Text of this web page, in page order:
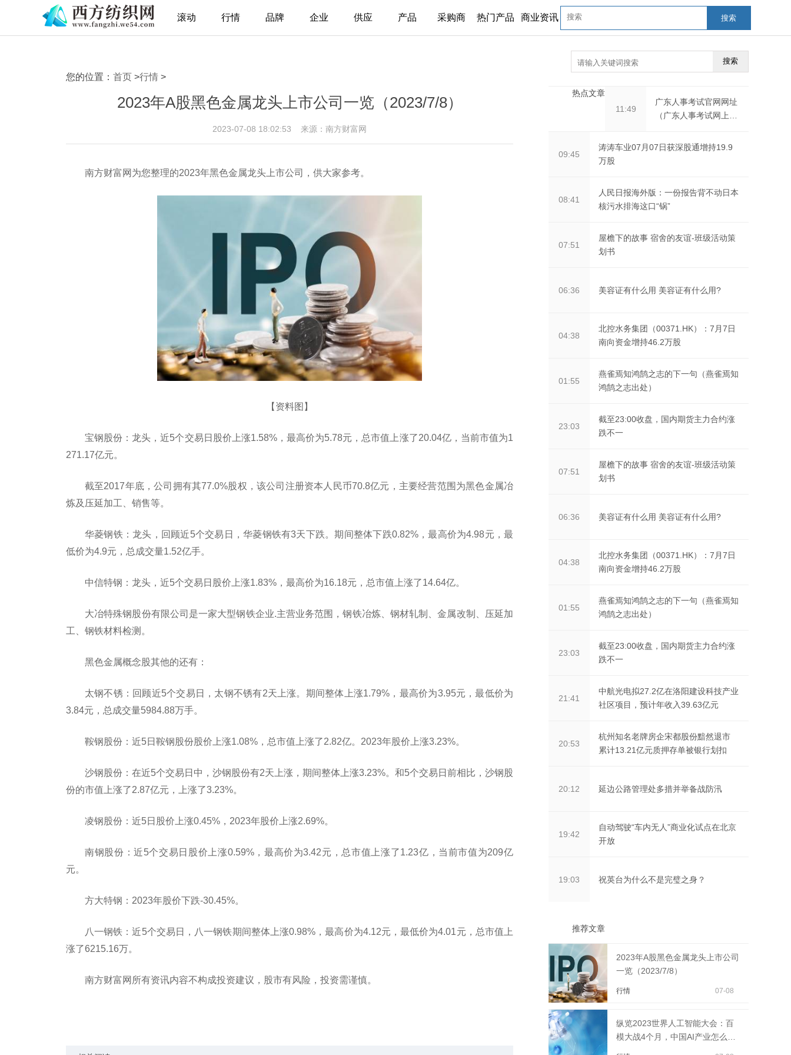
滚动 行情 品牌 企业 供应 产品 采购商 热门产品 商业资讯 搜索
您的位置： 首页 >行情 >
2023年A股黑色金属龙头上市公司一览（2023/7/8）
2023-07-08 18:02:53 来源：南方财富网
南方财富网为您整理的2023年黑色金属龙头上市公司，供大家参考。
【资料图】
宝钢股份：龙头，近5个交易日股价上涨1.58%，最高价为5.78元，总市值上涨了20.04亿，当前市值为1
271.17亿元。
截至2017年底，公司拥有其77.0%股权，该公司注册资本人民币70.8亿元，主要经营范围为黑色金属冶
炼及压延加工、销售等。
华菱钢铁：龙头，回顾近5个交易日，华菱钢铁有3天下跌。期间整体下跌0.82%，最高价为4.98元，最
低价为4.9元，总成交量1.52亿手。
中信特钢：龙头，近5个交易日股价上涨1.83%，最高价为16.18元，总市值上涨了14.64亿。
大冶特殊钢股份有限公司是一家大型钢铁企业.主营业务范围，钢铁冶炼、钢材轧制、金属改制、压延加
工、钢铁材料检测。
黑色金属概念股其他的还有：
太钢不锈：回顾近5个交易日，太钢不锈有2天上涨。期间整体上涨1.79%，最高价为3.95元，最低价为
3.84元，总成交量5984.88万手。
鞍钢股份：近5日鞍钢股份股价上涨1.08%，总市值上涨了2.82亿。2023年股价上涨3.23%。
沙钢股份：在近5个交易日中，沙钢股份有2天上涨，期间整体上涨3.23%。和5个交易日前相比，沙钢股
份的市值上涨了2.87亿元，上涨了3.23%。
凌钢股份：近5日股价上涨0.45%，2023年股价上涨2.69%。
南钢股份：近5个交易日股价上涨0.59%，最高价为3.42元，总市值上涨了1.23亿，当前市值为209亿
元。
方大特钢：2023年股价下跌-30.45%。
八一钢铁：近5个交易日，八一钢铁期间整体上涨0.98%，最高价为4.12元，最低价为4.01元，总市值上
涨了6215.16万。
南方财富网所有资讯内容不构成投资建议，股市有风险，投资需谨慎。
搜索
热点文章
11:49
广东人事考试官网网址
（广东人事考试网上报
09:45
涛涛车业07月07日获深股通增持19.9
万股
08:41
人民日报海外版：一份报告背不动日本
核污水排海这口“锅”
07:51
屋檐下的故事 宿舍的友谊-班级活动策
划书
06:36 美容证有什么用 美容证有什么用?
04:38
北控水务集团（00371.HK）：7月7日
南向资金增持46.2万股
01:55
燕雀焉知鸿鹄之志的下一句（燕雀焉知
鸿鹄之志出处）
23:03
截至23:00收盘，国内期货主力合约涨
跌不一
07:51
屋檐下的故事 宿舍的友谊-班级活动策
划书
06:36 美容证有什么用 美容证有什么用?
04:38
北控水务集团（00371.HK）：7月7日
南向资金增持46.2万股
01:55
燕雀焉知鸿鹄之志的下一句（燕雀焉知
鸿鹄之志出处）
23:03
截至23:00收盘，国内期货主力合约涨
跌不一
21:41
中航光电拟27.2亿在洛阳建设科技产业
社区项目，预计年收入39.63亿元
20:53
杭州知名老牌房企宋都股份黯然退市
累计13.21亿元质押存单被银行划扣
20:12 延边公路管理处多措并举备战防汛
19:42
自动驾驶“车内无人”商业化试点在北京
开放
19:03 祝英台为什么不是完璧之身？
推荐文章
2023年A股黑色金属龙头上市公司
一览（2023/7/8）
行情 07-08
纵览2023世界人工智能大会：百
模大战4个月，中国AI产业怎么样